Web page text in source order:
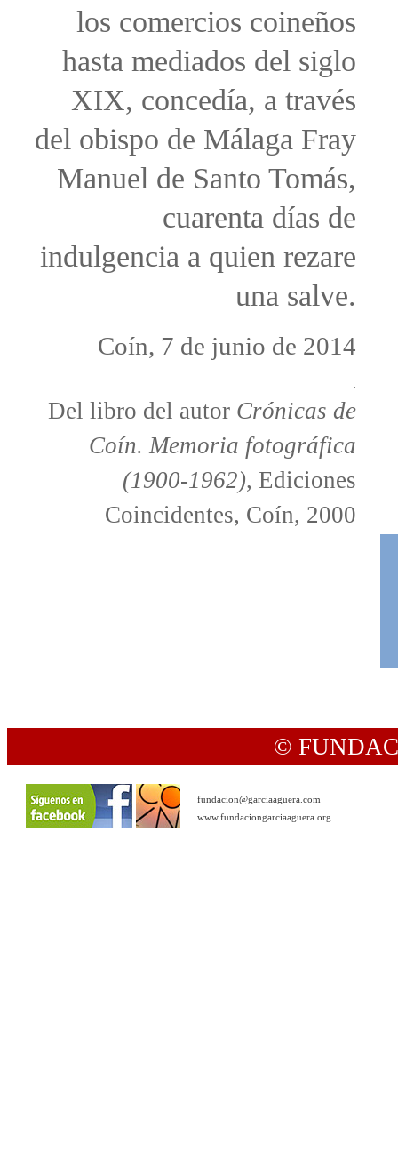
los comercios coineños
hasta mediados del siglo
XIX, concedía, a través
del obispo de Málaga Fray
Manuel de Santo Tomás,
cuarenta días de
indulgencia a quien rezare
una salve.
Coín, 7 de junio de 2014
Del libro del autor Crónicas de
Coín. Memoria fotográfica
(1900-1962), Ediciones
Coincidentes, Coín, 2000
©
fundacion@garciaaguera.com
www.fundaciongarciaaguera.org